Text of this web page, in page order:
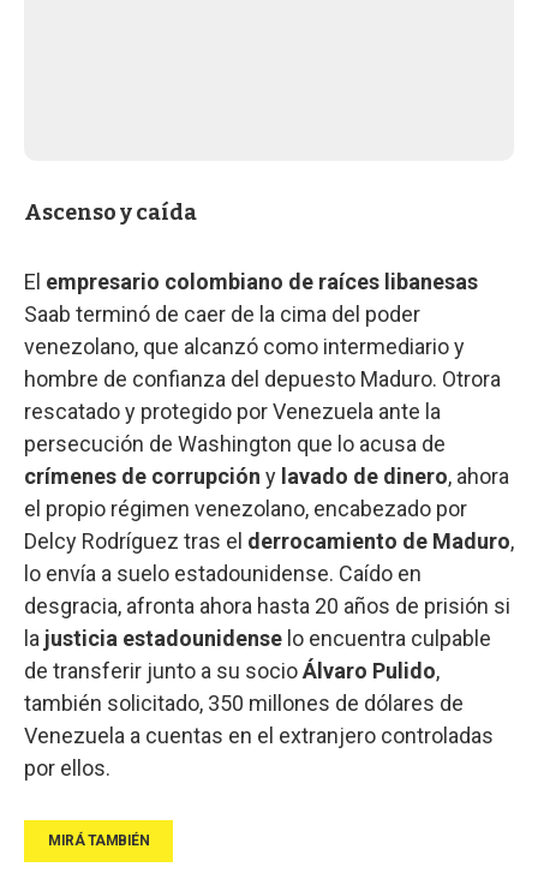
Ascenso y caída
El empresario colombiano de raíces libanesas
Saab terminó de caer de la cima del poder
venezolano, que alcanzó como intermediario y
hombre de confianza del depuesto Maduro. Otrora
rescatado y protegido por Venezuela ante la
persecución de Washington que lo acusa de
crímenes de corrupción y lavado de dinero, ahora
el propio régimen venezolano, encabezado por
Delcy Rodríguez tras el derrocamiento de Maduro,
lo envía a suelo estadounidense. Caído en
desgracia, afronta ahora hasta 20 años de prisión si
la justicia estadounidense lo encuentra culpable
de transferir junto a su socioÁlvaro Pulido,
también solicitado, 350 millones de dólares de
Venezuela a cuentas en el extranjero controladas
por ellos.